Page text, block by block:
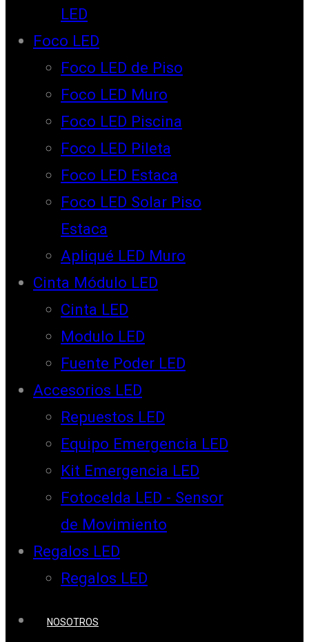
LED
Foco LED
Foco LED de Piso
Foco LED Muro
Foco LED Piscina
Foco LED Pileta
Foco LED Estaca
Foco LED Solar Piso
Estaca
Apliqué LED Muro
Cinta Módulo LED
Cinta LED
Modulo LED
Fuente Poder LED
Accesorios LED
Repuestos LED
Equipo Emergencia LED
Kit Emergencia LED
Fotocelda LED - Sensor
de Movimiento
Regalos LED
Regalos LED
NOSOTROS